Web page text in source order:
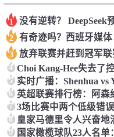
1
2
3
4
5
6 英超联赛排行榜：阿森
7
8
9